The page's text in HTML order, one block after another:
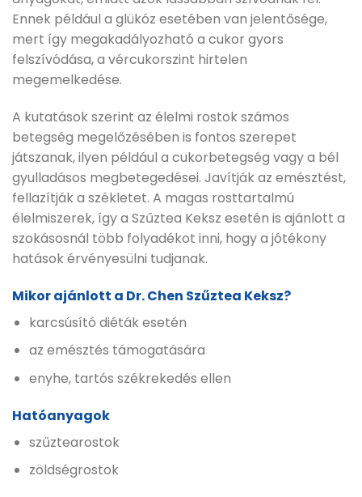
Ennek például a glükóz esetében van jelentősége,
mert így megakadályozható a cukor gyors
felszívódása, a vércukorszint hirtelen
megemelkedése.
A kutatások szerint az élelmi rostok számos
betegség megelőzésében is fontos szerepet
játszanak, ilyen például a cukorbetegség vagy a bél
gyulladásos megbetegedései. Javítják az emésztést,
fellazítják a székletet. A magas rosttartalmú
élelmiszerek, így a Szűztea Keksz esetén is ajánlott a
szokásosnál több folyadékot inni, hogy a jótékony
hatások érvényesülni tudjanak.
Mikor ajánlott a Dr. Chen Szűztea Keksz?
karcsúsító diéták esetén
az emésztés támogatására
enyhe, tartós székrekedés ellen
Hatóanyagok
szűztearostok
zöldségrostok